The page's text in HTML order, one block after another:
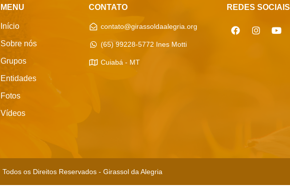
MENU
Início
Sobre nós
Grupos
Entidades
Fotos
Vídeos
CONTATO
contato@girassoldaalegria.org
(65) 99228-5772 Ines Motti
Cuiabá - MT
REDES SOCIAIS
Todos os Direitos Reservados - Girassol da Alegria